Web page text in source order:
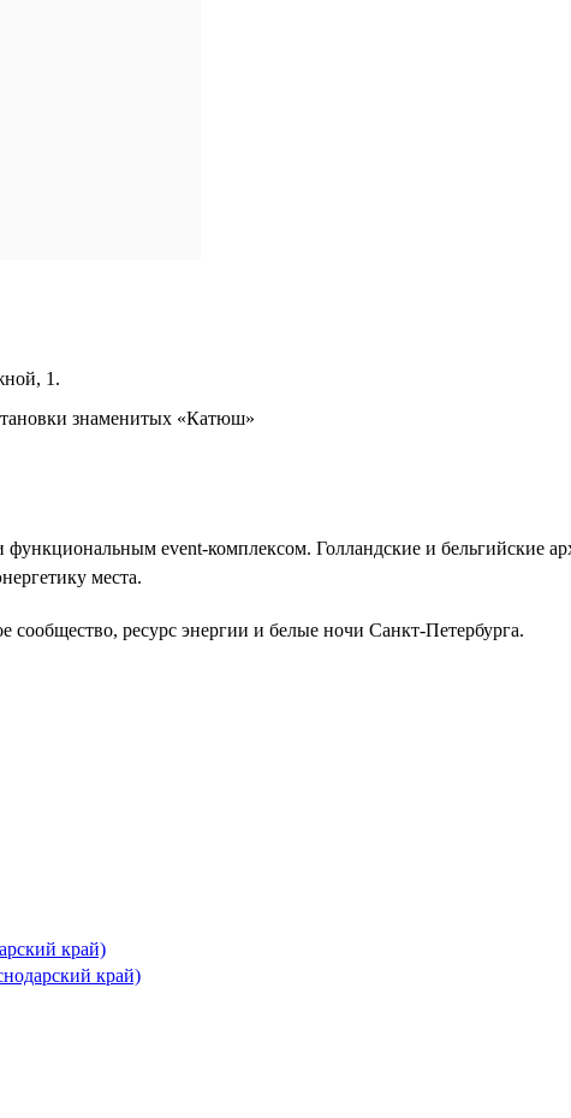
1.
знаменитых «Катюш»
event-комплексом. Голландские и бельгийские
места.
ресурс энергии и белые ночи Санкт-Петербурга.
край)
край)